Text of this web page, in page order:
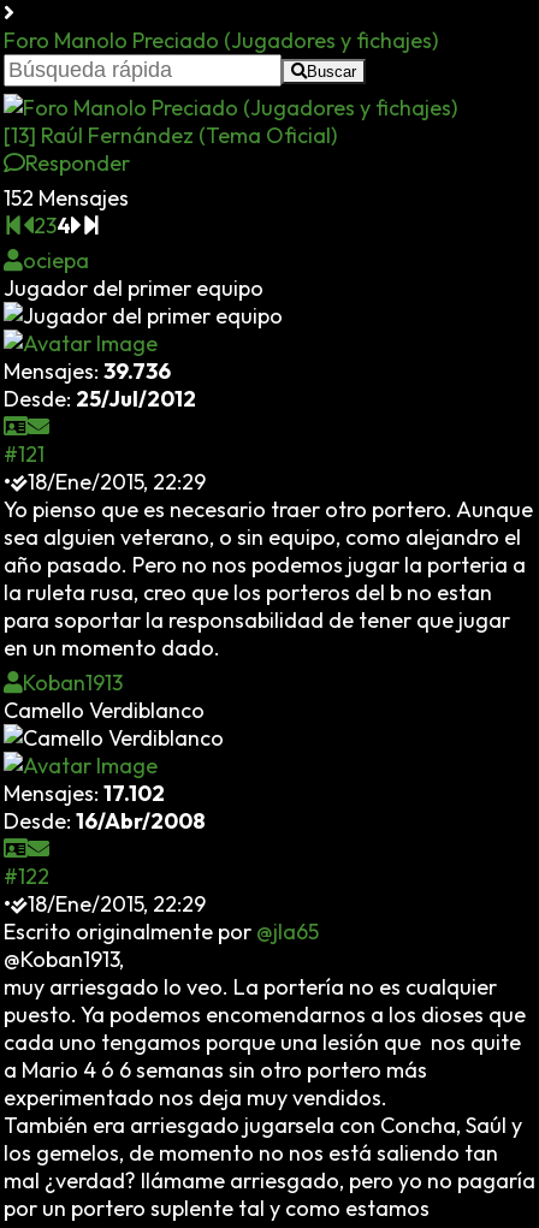
Foro Manolo Preciado (Jugadores y fichajes)
Buscar
[13] Raúl Fernández (Tema Oficial)
Responder
152 Mensajes
234
ociepa
Jugador del primer equipo
Mensajes: 39.736
Desde: 25/Jul/2012
#121
•
18/Ene/2015, 22:29
Yo pienso que es necesario traer otro portero. Aunque
sea alguien veterano, o sin equipo, como alejandro el
año pasado. Pero no nos podemos jugar la porteria a
la ruleta rusa, creo que los porteros del b no estan
para soportar la responsabilidad de tener que jugar
en un momento dado.
Koban1913
Camello Verdiblanco
Mensajes: 17.102
Desde: 16/Abr/2008
#122
•
18/Ene/2015, 22:29
Escrito originalmente por @jla65
@Koban1913,
muy arriesgado lo veo. La portería no es cualquier
puesto. Ya podemos encomendarnos a los dioses que
cada uno tengamos porque una lesión que nos quite
a Mario 4 ó 6 semanas sin otro portero más
experimentado nos deja muy vendidos.
También era arriesgado jugarsela con Concha, Saúl y
los gemelos, de momento no nos está saliendo tan
mal ¿verdad? llámame arriesgado, pero yo no pagaría
por un portero suplente tal y como estamos